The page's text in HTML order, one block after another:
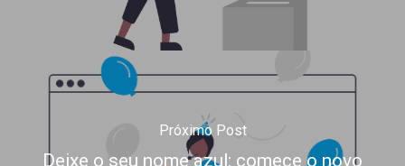
Próximo Post
Deixe o seu nome azul: comece o novo